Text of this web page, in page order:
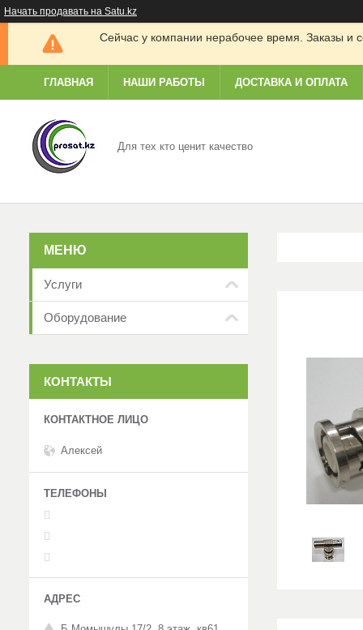
Начать продавать на Satu.kz
Сейчас у компании нерабочее время. Заказы и
ГЛАВНАЯ НАШИ РАБОТЫ ДОСТАВКА И ОПЛАТА
Для тех кто ценит качество
Услуги
Оборудование
КОНТАКТЫ
Алексей